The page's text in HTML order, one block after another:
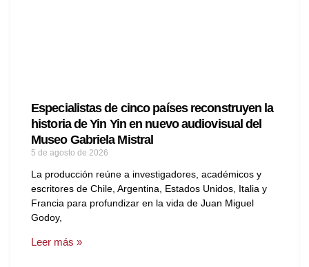
Especialistas de cinco países reconstruyen la
historia de Yin Yin en nuevo audiovisual del
Museo Gabriela Mistral
5 de agosto de 2026
La producción reúne a investigadores, académicos y
escritores de Chile, Argentina, Estados Unidos, Italia y
Francia para profundizar en la vida de Juan Miguel
Godoy,
Leer más »